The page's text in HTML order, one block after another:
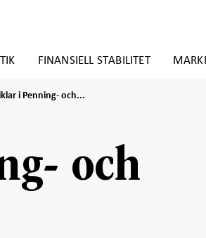
FINANSIELL STABILITET
i Penning- och...
och